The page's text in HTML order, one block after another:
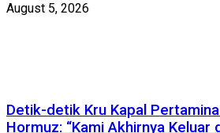
August 5, 2026
Detik-detik Kru Kapal
Hormuz: “Kami Akhirnya Keluar